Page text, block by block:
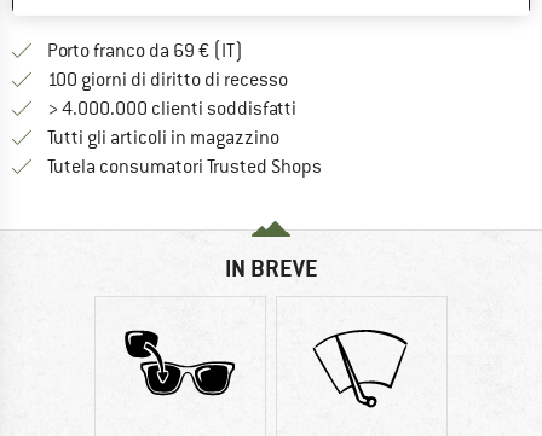
Porto franco da 69 € (IT)
100 giorni di diritto di recessoVai alla politica di recesso qui
> 4.000.000 clienti soddisfatti
Tutti gli articoli in magazzino
Tutela consumatori Trusted Shops
IN BREVE